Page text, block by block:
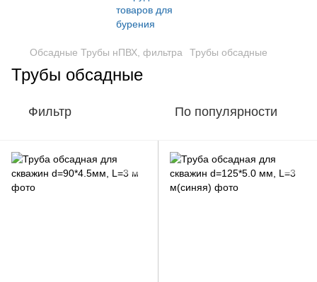
Обсадные Трубы нПВХ, фильтра Трубы обсадные
Трубы обсадные
Фильтр По популярности